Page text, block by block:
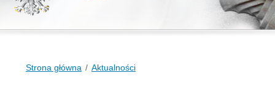
Strona główna Aktualności